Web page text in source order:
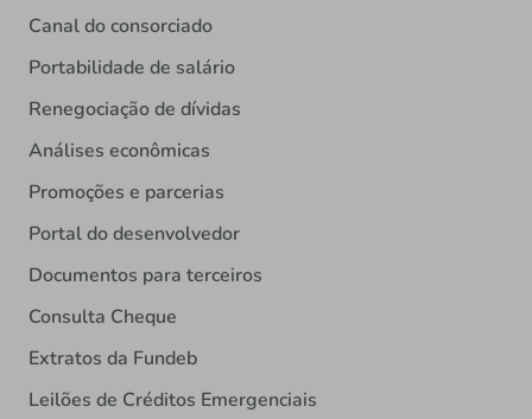
Canal do consorciado
Portabilidade de salário
Renegociação de dívidas
Análises econômicas
Promoções e parcerias
Portal do desenvolvedor
Documentos para terceiros
Consulta Cheque
Extratos da Fundeb
Leilões de Créditos Emergenciais